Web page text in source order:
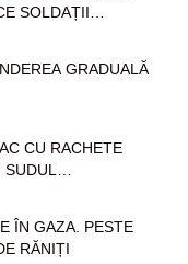
SOLDAȚII
ASUPRA
GRADUALĂ
CU RACHETE
LA ACȚIUNILE
ÎN GAZA. PESTE
RĂNIȚI